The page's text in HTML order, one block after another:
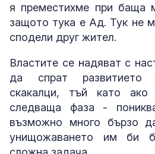
я преместихме при баща
защото тука е Ад. Тук не
сподели друг жител.
Властите се надяват с
да спрат развитието
скакалци, тъй като
следваща фаза -
възможно много бързо
унищожаването им би